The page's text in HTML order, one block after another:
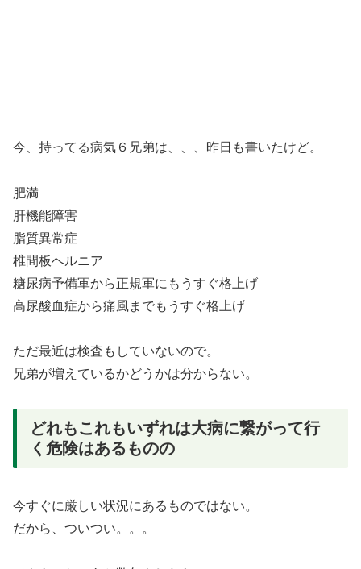
今、持ってる病気６兄弟は、、、昨日も書いたけど。
肥満
肝機能障害
脂質異常症
椎間板ヘルニア
糖尿病予備軍から正規軍にもうすぐ格上げ
高尿酸血症から痛風までもうすぐ格上げ
ただ最近は検査もしていないので。
兄弟が増えているかどうかは分からない。
どれもこれもいずれは大病に繋がって行
く危険はあるものの
今すぐに厳しい状況にあるものではない。
だから、ついつい。。。